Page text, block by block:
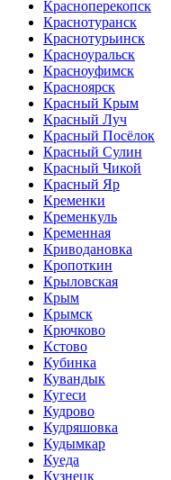
Красноперекопск
Краснотуранск
Краснотурьинск
Красноуральск
Красноуфимск
Красноярск
Красный Крым
Красный Луч
Красный Посёлок
Красный Сулин
Красный Чикой
Красный Яр
Кременки
Кременкуль
Кременная
Криводановка
Кропоткин
Крыловская
Крым
Крымск
Крючково
Кстово
Кубинка
Кувандык
Кугеси
Кудрово
Кудряшовка
Кудымкар
Куеда
Кузнецк